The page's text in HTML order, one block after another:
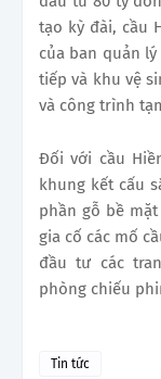
tạo kỳ đài, cầu
của ban quản
tiếp và khu vệ
và công trình
Đối với cầu
khung kết cấu
phần gỗ bề
gia cố các mố
đầu tư các
phòng chiếu
Tin tức